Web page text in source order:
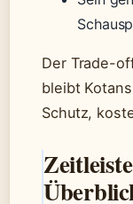
Der Trade-
bleibt
Schutz,